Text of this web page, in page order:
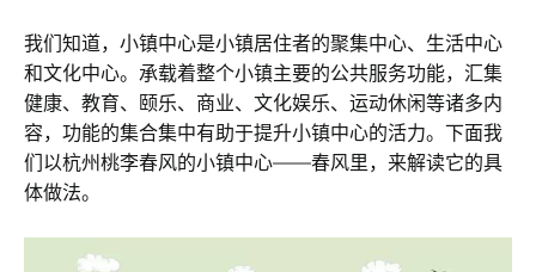
我们知道，小镇中心是小镇居住者的聚集中心、生活中心
和文化中心。承载着整个小镇主要的公共服务功能，汇集
健康、教育、颐乐、商业、文化娱乐、运动休闲等诸多内
容，功能的集合集中有助于提升小镇中心的活力。下面我
们以杭州桃李春风的小镇中心——春风里，来解读它的具
体做法。